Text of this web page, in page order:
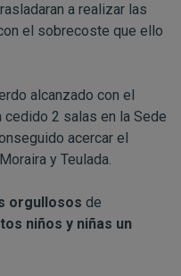
a realizar las
el sobrecoste que ello
alcanzado con el
cedido 2 salas en la Sede
acercar el
y Teulada.
orgullosos de
niños y niñas un